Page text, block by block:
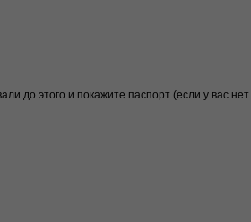
до этого и покажите паспорт (если у вас